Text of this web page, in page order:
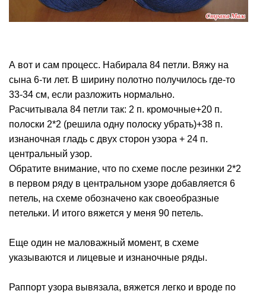
А вот и сам процесс. Набирала 84 петли. Вяжу на
сына 6-ти лет. В ширину полотно получилось где-то
33-34 см, если разложить нормально.
Расчитывала 84 петли так: 2 п. кромочные+20 п.
полоски 2*2 (решила одну полоску убрать)+38 п.
изнаночная гладь с двух сторон узора + 24 п.
центральный узор.
Обратите внимание, что по схеме после резинки 2*2
в первом ряду в центральном узоре добавляется 6
петель, на схеме обозначено как своеобразные
петельки. И итого вяжется у меня 90 петель.
Еще один не маловажный момент, в схеме
указываются и лицевые и изнаночные ряды.
Раппорт узора вывязала, вяжется легко и вроде по